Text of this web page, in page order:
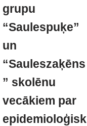
grupu
“Saulespuķe”
un
“Sauleszaķēns
” skolēnu
vecākiem par
epidemioloģisk